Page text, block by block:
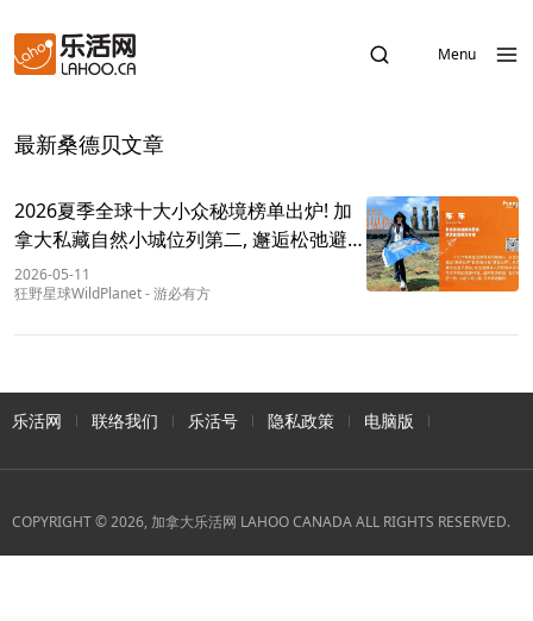
Menu
最新桑德贝文章
2026夏季全球十大小众秘境榜单出炉! 加
拿大私藏自然小城位列第二, 邂逅松弛避世
时光
2026-05-11
狂野星球WildPlanet-游必有方
乐活网 联络我们 乐活号 隐私政策 电脑版
COPYRIGHT © 2026, 加拿大乐活网 LAHOO CANADA ALL RIGHTS RESERVED.